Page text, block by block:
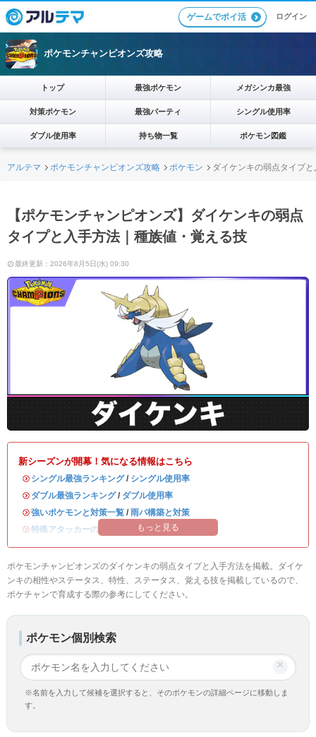
ゲームでポイ活 ログイン
ポケモンチャンピオンズ攻略
トップ 最強ポケモン メガシンカ最強
対策ポケモン 最強パーティ シングル使用率
ダブル使用率 持ち物一覧 ポケモン図鑑
アルテマ ポケモンチャンピオンズ攻略 ポケモン ダイケンキの弱点タイプ
【ポケモンチャンピオンズ】ダイケンキの弱点
タイプと入手方法｜種族値・覚える技
最終更新：2026年8月5日(水) 09:30
新シーズンが開幕！気になる情報はこちら
・ シングル最強ランキング/ シングル使用率
・ ダブル最強ランキング/ ダブル使用率
・強いポケモンと対策一覧 / 雨パ構築と対策
・特殊アタッカーのおすすめランキング
もっと見る
ポケモンチャンピオンズのダイケンキの弱点タイプと入手方法を掲載。ダイケ
ンキの相性やステータス、特性、ステータス、覚える技を掲載しているので、
ポケチャンで育成する際の参考にしてください。
ポケモン個別検索
×
※名前を入力して候補を選択すると、そのポケモンの詳細ページに移動しま
す。